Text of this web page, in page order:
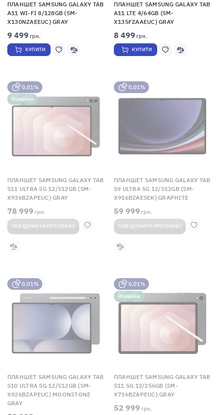
ПЛАНШЕТ SAMSUNG GALAXY TAB
A11 WI-FI 8/128GB (SM-
X130NZAEEUC) GRAY
9 499 грн.
КУПИТИ
ПЛАНШЕТ SAMSUNG GALAXY TAB
A11 LTE 4/64GB (SM-
X135FZAAEUC) GRAY
8 499 грн.
КУПИТИ
0,01%
Новинка
ПЛАНШЕТ SAMSUNG GALAXY TAB
S11 ULTRA 5G 12/512GB (SM-
X936BZAPEUC) GRAY
78 999 грн.
ПОВІДОМИТИ ПРО ПОЯВУ
0,01%
ПЛАНШЕТ SAMSUNG GALAXY TAB
S9 ULTRA 5G 12/512GB (SM-
X916BZAESEK) GRAPHITE
59 999 грн.
ПОВІДОМИТИ ПРО ПОЯВУ
0,01%
ПЛАНШЕТ SAMSUNG GALAXY TAB
S10 ULTRA 5G 12/512GB (SM-
X926BZAPEUC) MOONSTONE
GRAY
0,01%
Новинка
ПЛАНШЕТ SAMSUNG GALAXY TAB
S11 5G 12/256GB (SM-
X736BZAPEUC) GRAY
52 999 грн.